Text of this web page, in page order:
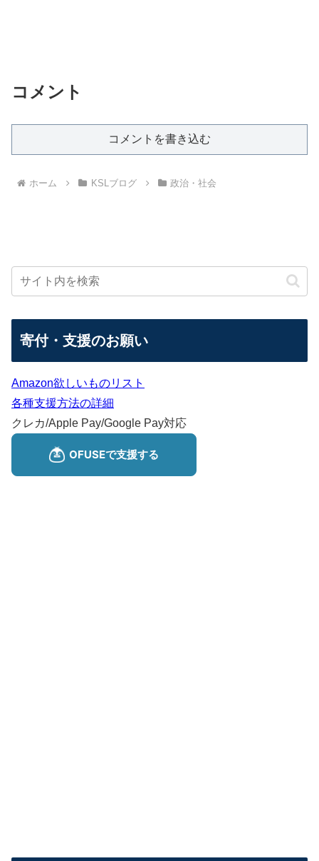
コメント
コメントを書き込む
ホーム KSLブログ 政治・社会
寄付・支援のお願い
Amazon欲しいものリスト
各種支援方法の詳細
クレカ/Apple Pay/Google Pay対応